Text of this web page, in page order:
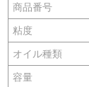
商品番号
粘度
オイル種類
容量